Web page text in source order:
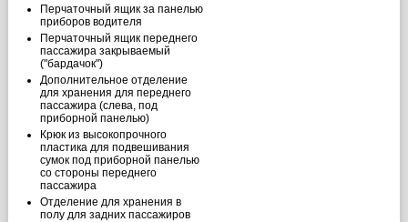
Перчаточный ящик за панелью
приборов водителя
Перчаточный ящик переднего
пассажира закрываемый
("бардачок")
Дополнительное отделение
для хранения для переднего
пассажира (слева, под
приборной панелью)
Крюк из высокопрочного
пластика для подвешивания
сумок под приборной панелью
со стороны переднего
пассажира
Отделение для хранения в
полу для задних пассажиров